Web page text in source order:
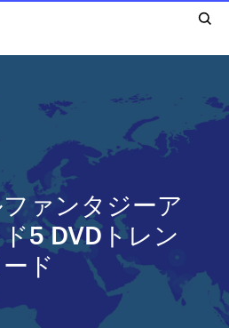
ァンタジーア
5 DVDトレン
ド